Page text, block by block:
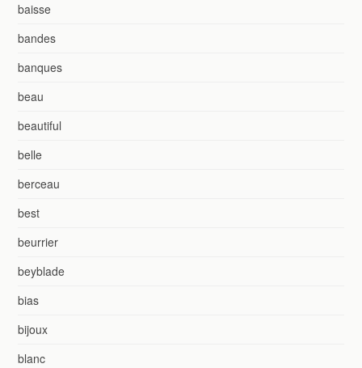
baisse
bandes
banques
beau
beautiful
belle
berceau
best
beurrier
beyblade
bias
bijoux
blanc